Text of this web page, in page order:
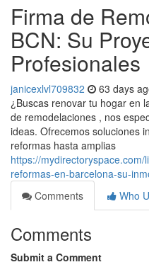
Firma de
BCN: Su
Profesionales
janicexlvl709832 63 days
¿Buscas renovar tu hogar en
de remodelaciones , nos
ideas. Ofrecemos soluciones
reformas hasta amplias
https://
reformas-en-barcelona-su-
Comments
Who
Comments
Submit a Comment